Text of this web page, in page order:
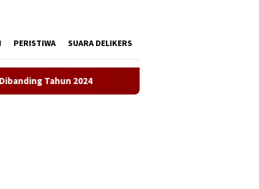
PERISTIWA SUARA DELIKERS
LKBH LPKSM Satria Desak Kejari Karawang